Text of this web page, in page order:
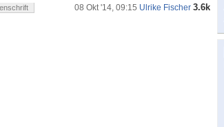
08 Okt '14, 09:15 Ulrike Fischer 3.6k